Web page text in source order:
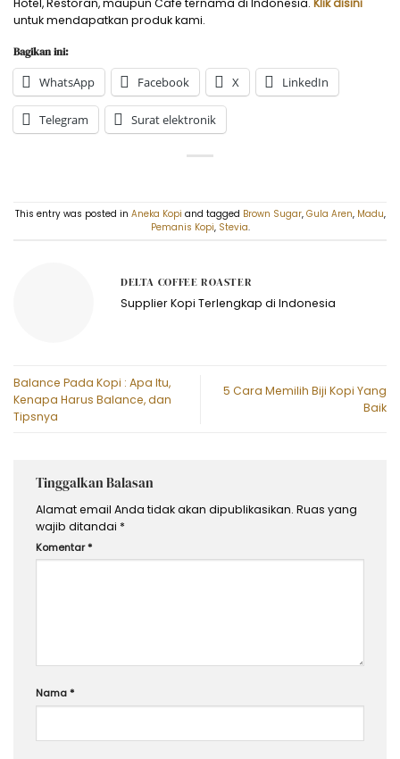
Hotel, Restoran, maupun Cafe ternama di Indonesia. Klik disini
untuk mendapatkan produk kami.
Bagikan ini:
WhatsApp Facebook X LinkedIn
Telegram Surat elektronik
This entry was posted in Aneka Kopi and tagged Brown Sugar, Gula Aren, Madu,
Pemanis Kopi, Stevia.
DELTA COFFEE ROASTER
Supplier Kopi Terlengkap di Indonesia
Balance Pada Kopi : Apa Itu,
Kenapa Harus Balance, dan
Tipsnya
5 Cara Memilih Biji Kopi Yang
Baik
Tinggalkan Balasan
Alamat email Anda tidak akan dipublikasikan. Ruas yang
wajib ditandai *
Komentar*
Nama*